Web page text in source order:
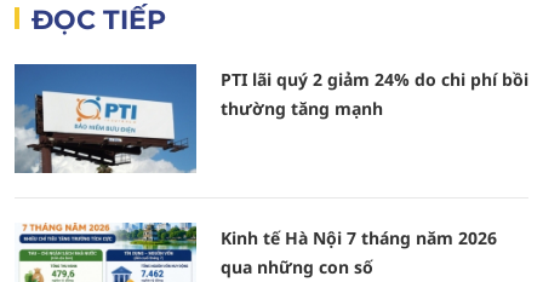
ĐỌC TIẾP
PTI lãi quý 2 giảm 24% do chi phí bồi
thường tăng mạnh
Kinh tế Hà Nội 7 tháng năm 2026
qua những con số